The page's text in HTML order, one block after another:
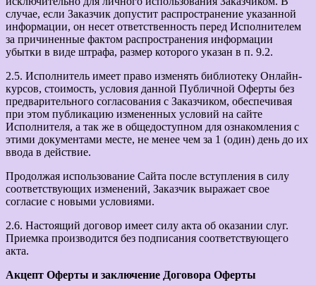
случае, если Заказчик допустит распространение указанной
информации, он несет ответственность перед Исполнителем
за причиненные фактом распространения информации
убытки в виде штрафа, размер которого указан в п. 9.2.
2.5. Исполнитель имеет право изменять библиотеку Онлайн-
курсов, стоимость, условия данной Публичной Оферты без
предварительного согласования с Заказчиком, обеспечивая
при этом публикацию измененных условий на сайте
Исполнителя, а так же в общедоступном для ознакомления с
этими документами месте, не менее чем за 1 (один) день до их
ввода в действие.
Продолжая использование Сайта после вступления в силу
соответствующих изменений, Заказчик выражает свое
согласие с новыми условиями.
2.6. Настоящий договор имеет силу акта об оказании слуг.
Приемка производится без подписания соответствующего
акта.
Акцепт Оферты и заключение Договора Оферты